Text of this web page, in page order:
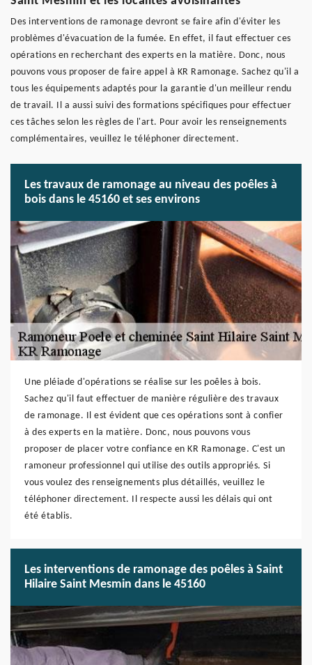
Des interventions de ramonage devront se faire afin d'éviter les
problèmes d'évacuation de la fumée. En effet, il faut effectuer ces
opérations en recherchant des experts en la matière. Donc, nous
pouvons vous proposer de faire appel à KR Ramonage. Sachez qu'il a
tous les équipements adaptés pour la garantie d'un meilleur rendu
de travail. Il a aussi suivi des formations spécifiques pour effectuer
ces tâches selon les règles de l'art. Pour avoir les renseignements
complémentaires, veuillez le téléphoner directement.
Les travaux de ramonage au niveau des poêles à
bois dans le 45160 et ses environs
Une pléiade d'opérations se réalise sur les poêles à bois.
Sachez qu'il faut effectuer de manière régulière des travaux
de ramonage. Il est évident que ces opérations sont à confier
à des experts en la matière. Donc, nous pouvons vous
proposer de placer votre confiance en KR Ramonage. C'est un
ramoneur professionnel qui utilise des outils appropriés. Si
vous voulez des renseignements plus détaillés, veuillez le
téléphoner directement. Il respecte aussi les délais qui ont
été établis.
Les interventions de ramonage des poêles à Saint
Hilaire Saint Mesmin dans le 45160